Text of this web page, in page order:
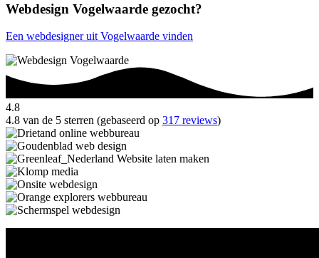
Webdesign Vogelwaarde gezocht?
Een webdesigner uit Vogelwaarde vinden
4.8
4.8 van de 5 sterren (gebaseerd op 317 reviews)